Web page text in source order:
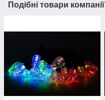
Подібні товари компанії